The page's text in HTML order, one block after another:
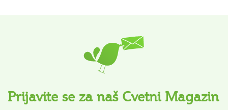
Prijavite se za naš Cvetni Magazin